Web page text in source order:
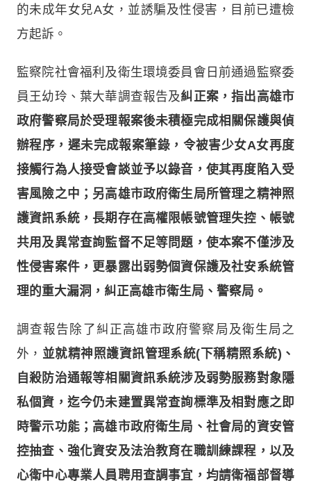
的未成年女兒A女，並誘騙及性侵害，目前已遭檢
方起訴。
監察院社會福利及衛生環境委員會日前通過監察委
員王幼玲、葉大華調查報告及糾正案，指出高雄市
政府警察局於受理報案後未積極完成相關保護與偵
辦程序，遲未完成報案筆錄，令被害少女A女再度
接觸行為人接受會談並予以錄音，使其再度陷入受
害風險之中；另高雄市政府衛生局所管理之精神照
護資訊系統，長期存在高權限帳號管理失控、帳號
共用及異常查詢監督不足等問題，使本案不僅涉及
性侵害案件，更暴露出弱勢個資保護及社安系統管
理的重大漏洞，糾正高雄市衛生局、警察局。
調查報告除了糾正高雄市政府警察局及衛生局之
外， 並就精神照護資訊管理系統(下稱精照系統)、
自殺防治通報等相關資訊系統涉及弱勢服務對象隱
私個資，迄今仍未建置異常查詢標準及相對應之即
時警示功能；高雄市政府衛生局、社會局的資安管
控抽查、強化資安及法治教育在職訓練課程，以及
心衛中心專業人員聘用查調事宜，均請衛福部督導